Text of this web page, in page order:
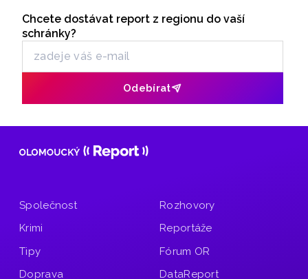
Odběr newsletteru
Chcete dostávat report z regionu do vaší
schránky?
Odebírat
Společnost
Krimi
Tipy
Doprava
Rozhovory
Reportáže
Fórum OR
DataReport